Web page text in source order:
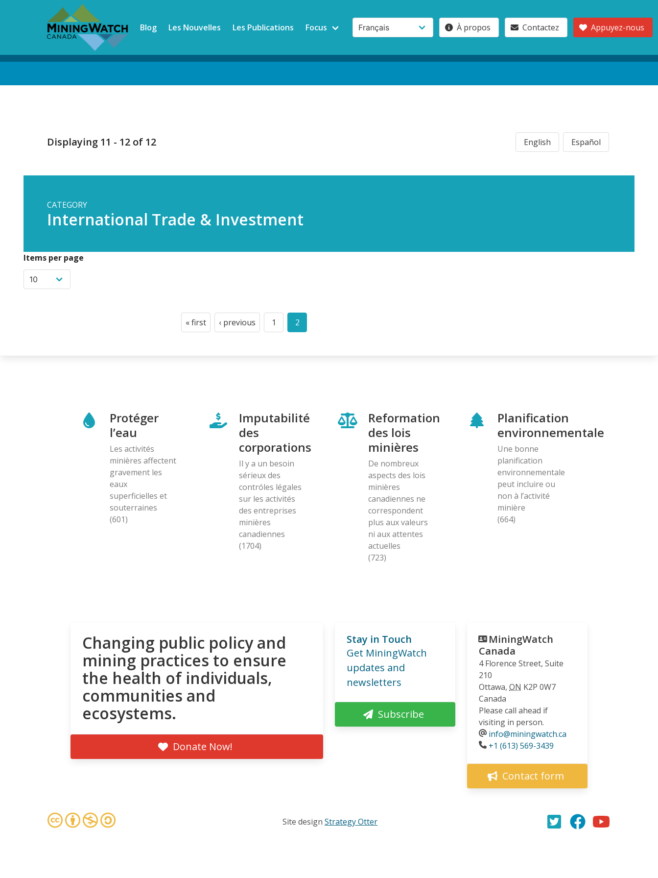
Blog Les Nouvelles Les Publications Focus À propos Contactez Appuyez-nous
Displaying 11 - 12 of 12 English Español
CATEGORY
International Trade & Investment
Items per page
Pagination
First
« first
Previous
‹ previous
Page
1
Current
2
Protéger
l’eau
Les activités
minières affectent
gravement les
eaux
superficielles et
souterraines
(601)
Imputabilité
des
corporations
Il y a un besoin
sérieux des
contróles légales
sur les activités
des entreprises
minières
canadiennes
(1704)
Reformation
des lois
minières
De nombreux
aspects des lois
minières
canadiennes ne
correspondent
plus aux valeurs
ni aux attentes
actuelles
(723)
Planification
environnementale
Une bonne
planification
environnementale
peut incluire ou
non à l’activité
minière
(664)
Changing public policy and
mining practices to ensure
the health of individuals,
communities and
ecosystems.
Donate Now!
Stay in Touch
Get MiningWatch
updates and
newsletters
Subscribe
MiningWatch
Canada
4 Florence Street, Suite
210
Ottawa, ON K2P 0W7
Canada
Please call ahead if
visiting in person.
info@miningwatch.ca
Phone
+1 (613) 569-3439
Contact form
Site design Strategy Otter